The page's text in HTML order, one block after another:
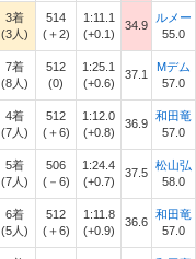
3着
(3人)
514
(＋2)
1:11.1
(+0.1)
34.9
ルメー
55.0
7着
(8人)
512
(0)
1:25.1
(+0.6)
37.1
Mデム
57.0
4着
(7人)
512
(＋6)
1:12.0
(+0.8)
36.9
和田竜
57.0
5着
(7人)
506
(－6)
1:24.4
(+0.7)
37.5
松山弘
58.0
6着
(5人)
512
(＋6)
1:11.8
(+0.9)
36.6
和田竜
57.0